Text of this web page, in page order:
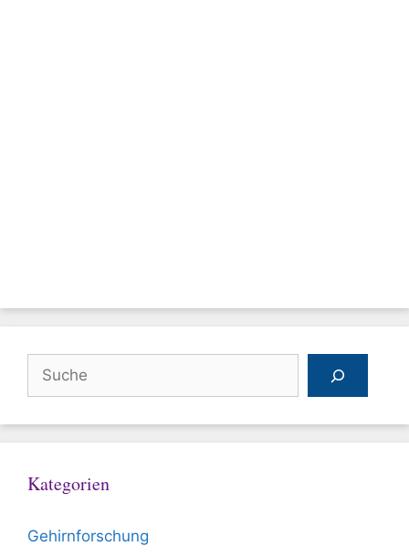
Suchen
Kategorien
Gehirnforschung